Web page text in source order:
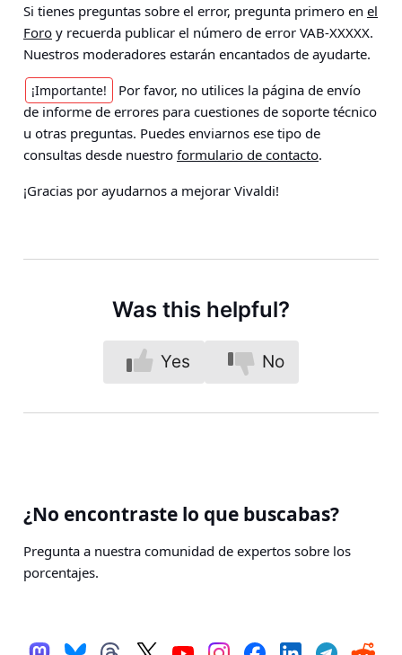
Si tienes preguntas sobre el error, pregunta primero en el
Foro y recuerda publicar el número de error VAB-XXXXX.
Nuestros moderadores estarán encantados de ayudarte.
¡Importante!
Por favor, no utilices la página de envío
de informe de errores para cuestiones de soporte técnico
u otras preguntas. Puedes enviarnos ese tipo de
consultas desde nuestro formulario de contacto.
¡Gracias por ayudarnos a mejorar Vivaldi!
Was this helpful?
Yes No
¿No encontraste lo que buscabas?
Pregunta a nuestra comunidad de expertos sobre los
porcentajes.